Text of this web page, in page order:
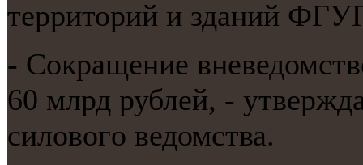
территорий и зданий
- Сокращение
60 млрд рублей, -
силовогο ведомства.